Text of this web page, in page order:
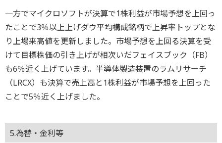
一方でマイクロソフトが決算で1株利益が市場予想を上回っ
たことで3％以上上げダウ平均構成銘柄で上昇率トップとな
り上場来高値を更新しました。市場予想を上回る決算を受
けて目標株価の引き上げが相次いだフェイスブック（FB）
も6％近く上げています。半導体製造装置のラムリサーチ
（LRCX）も決算で売上高と1株利益が市場予想を上回った
ことで5％近く上げました。
5.為替・金利等